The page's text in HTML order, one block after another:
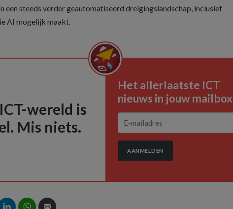
een steeds verder geautomatiseerd dreigingslandschap, inclusief
AI mogelijk maakt.
wereld is
Mis niets.
Het allerlaatste ICT
nieuws in jouw mailbox
AANMELDEN